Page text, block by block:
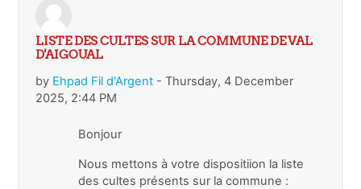
LISTE DES CULTES SUR LA COMMUNE DE VAL
D'AIGOUAL
by Ehpad Fil d'Argent - Thursday, 4 December
2025, 2:44 PM
Number of replies: 0
Bonjour
Nous mettons à votre dispositiion la liste
des cultes présents sur la commune :